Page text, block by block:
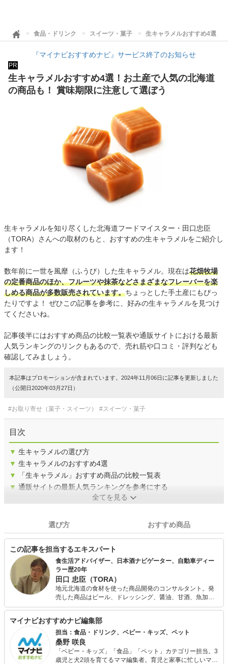
食品・ドリンク スイーツ・菓子 生キャラメルおすすめ4選！
『マイナビおすすめナビ』サービス終了のお知らせ
PR
生キャラメルおすすめ4選！お土産で人気の北海道
の商品も！ 賞味期限に注意して選ぼう
生キャラメルを知り尽くした北海道フードマイスター・田口忠臣
（TORA）さんへの取材のもと、おすすめの生キャラメルをご紹介し
ます！
数年前に一世を風靡（ふうび）した生キャラメル。現在は花畑牧場
の定番商品のほか、フルーツや抹茶などさまざまなフレーバーを楽
しめる商品が多数販売されています。ちょっとした手土産にもぴっ
たりですよ！ ぜひこの記事を参考に、好みの生キャラメルを見つけ
てくださいね。
記事後半にはおすすめ商品の比較一覧表や通販サイトにおける最新
人気ランキングのリンクもあるので、売れ筋や口コミ・評判なども
確認してみましょう。
本記事はプロモーションが含まれています。2024年11月06日に記事を更新しました
（公開日2020年03月27日）
#お取り寄せ（菓子・スイーツ） #スイーツ・菓子
目次
▼ 生キャラメルの選び方
▼ 生キャラメルのおすすめ4選
▼
「生キャラメル」おすすめ商品の比較一覧表
▼ 通販サイトの最新人気ランキングを参考にする
全てを見る
選び方 おすすめ商品
この記事を担当するエキスパート
食生活アドバイザー、日本酒ナビゲーター、自動車ディー
ラー歴20年
田口 忠臣（TORA）
地元北海道の食材を使った商品開発のコンサルタント。発
売した商品はビール、ドレッシング、醤油、甘酒、魚加工
品、炊き込みご飯の素、スイーツなど。北海道を食と観光
イン、観光情報のサイトで記事を執筆。時間のある時に
は、農家さんの手伝いをして農業の勉強もしています。 趣
味はアウトドアと飲み歩き。特に日本酒が好きで、日本酒
ナビゲーターの資格を所持。また、自動車ディーラーに20
年以上勤めていました。
マイナビおすすめナビ編集部
担当：食品・ドリンク、ベビー・キッズ、ペット
桑野 咲良
「ベビー・キッズ」「食品」「ペット」カテゴリー担当。3
歳児と犬2頭を育てるママ編集者。育児と家事に忙しいママ